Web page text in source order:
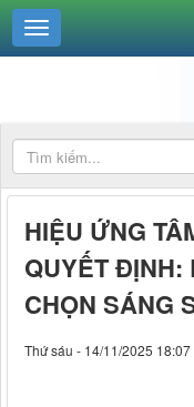
HIỆU ỨNG
QUYẾT ĐỊNH:
CHỌN SÁNG
Thứ sáu - 14/11/2025 18:07